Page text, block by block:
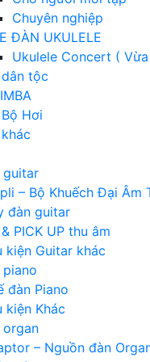
Chuyên nghiệp
ĐÀN UKULELE
Ukulele Concert ( Vừa
tộc
Hơi
guitar
– Bộ Khuếch Đại Âm
đàn guitar
PICK UP thu âm
kiện Guitar khác
piano
đàn Piano
kiện Khác
organ
– Nguồn đàn